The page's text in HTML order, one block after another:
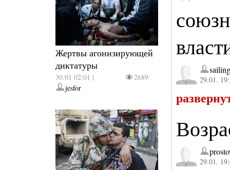
Жертвы агонизирующей
диктатуры
30.01 02:01 |
2689
jesfor
29.01.
29.01.